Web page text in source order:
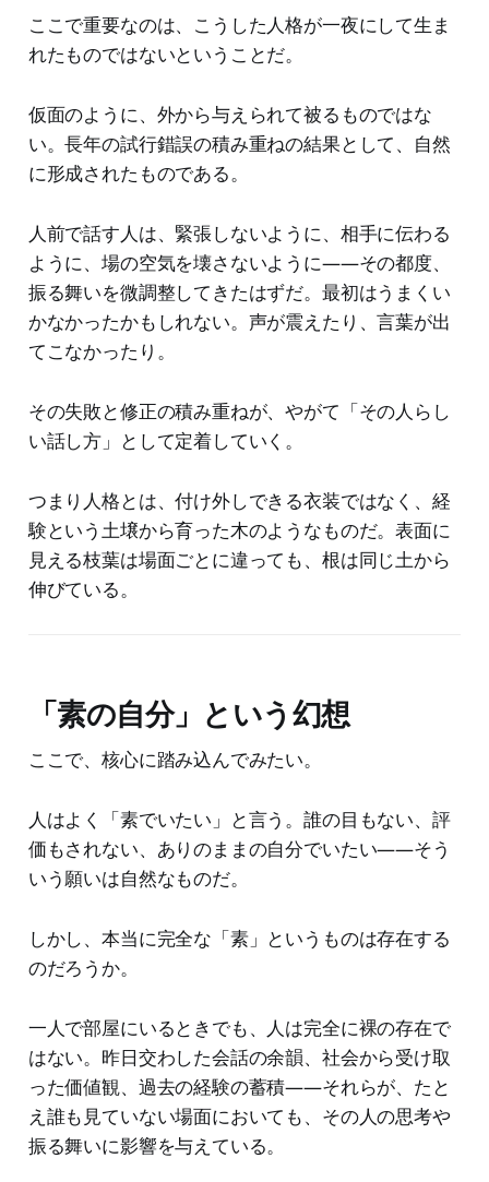
ここで重要なのは、こうした人格が一夜にして生ま
れたものではないということだ。
仮面のように、外から与えられて被るものではな
い。長年の試行錯誤の積み重ねの結果として、自然
に形成されたものである。
人前で話す人は、緊張しないように、相手に伝わる
ように、場の空気を壊さないように——その都度、
振る舞いを微調整してきたはずだ。最初はうまくい
かなかったかもしれない。声が震えたり、言葉が出
てこなかったり。
その失敗と修正の積み重ねが、やがて「その人らし
い話し方」として定着していく。
つまり人格とは、付け外しできる衣装ではなく、経
験という土壌から育った木のようなものだ。表面に
見える枝葉は場面ごとに違っても、根は同じ土から
伸びている。
「素の自分」という幻想
ここで、核心に踏み込んでみたい。
人はよく「素でいたい」と言う。誰の目もない、評
価もされない、ありのままの自分でいたい——そう
いう願いは自然なものだ。
しかし、本当に完全な「素」というものは存在する
のだろうか。
一人で部屋にいるときでも、人は完全に裸の存在で
はない。昨日交わした会話の余韻、社会から受け取
った価値観、過去の経験の蓄積——それらが、たと
え誰も見ていない場面においても、その人の思考や
振る舞いに影響を与えている。